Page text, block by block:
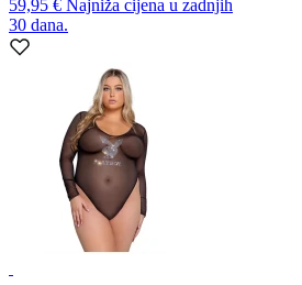
59,95 € Najniža cijena u zadnjih
30 dana.